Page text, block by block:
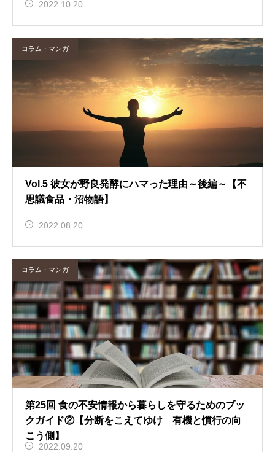
2022.10.20
コラム・マンガ
Vol.5 彼女が野良発酵にハマった理由～後編～【不
思議食品・沼物語】
2022.08.20
コラム・マンガ
第25回 食の不安情報から暮らしを守るためのブッ
クガイド②【分断をこえてゆけ 有機と慣行の向
こう側】
2022.09.20